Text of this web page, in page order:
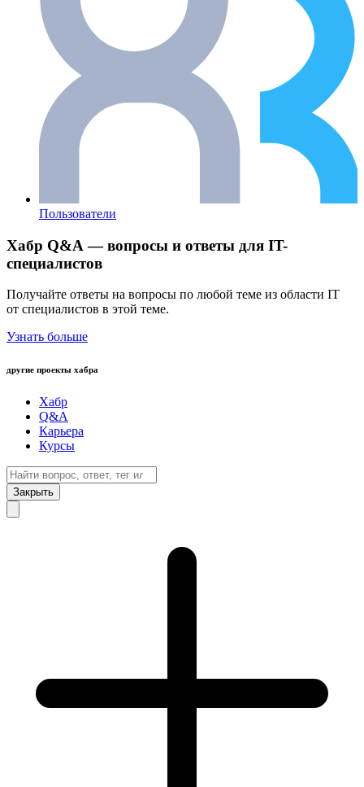
Пользователи
Хабр Q&A — вопросы и ответы для IT-
специалистов
Получайте ответы на вопросы по любой теме из области IT
от специалистов в этой теме.
Узнать больше
другие проекты хабра
Хабр
Q&A
Карьера
Курсы
Закрыть